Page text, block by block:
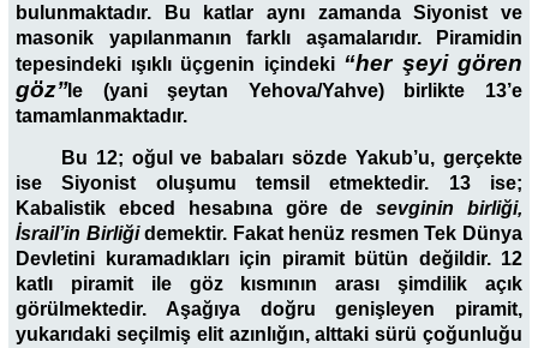
bulunmaktadır. Bu katlar aynı zamanda Siyonist ve
masonik yapılanmanın farklı aşamalarıdır. Piramidin
tepesindeki ışıklı üçgenin içindeki “her şeyi gören
göz’’le (yani şeytan Yehova/Yahve) birlikte 13’e
tamamlanmaktadır.
Bu 12; oğul ve babaları sözde Yakub’u, gerçekte
ise Siyonist oluşumu temsil etmektedir. 13 ise;
Kabalistik ebced hesabına göre desevginin birliği,
İsrail’in Birliğidemektir. Fakat henüz resmen Tek Dünya
Devletini kuramadıkları için piramit bütün değildir. 12
katlı piramit ile göz kısmının arası şimdilik açık
görülmektedir. Aşağıya doğru genişleyen piramit,
yukarıdaki seçilmiş elit azınlığın, alttaki sürü çoğunluğu